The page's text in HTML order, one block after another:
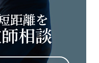
距離を
相談